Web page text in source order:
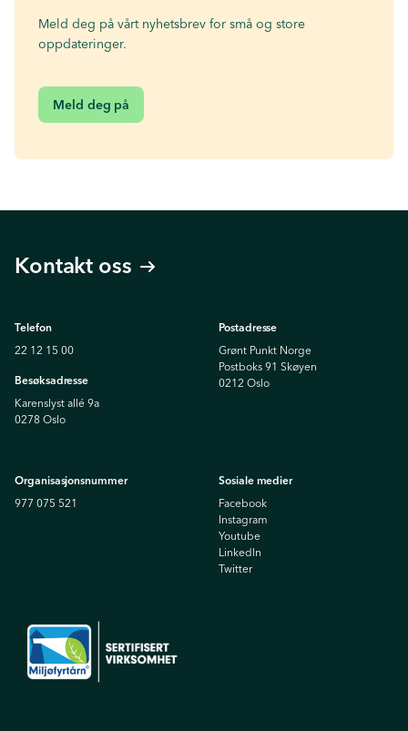
Meld deg på vårt nyhetsbrev for små og store
oppdateringer.
Meld deg på
Kontakt oss
Telefon
22 12 15 00
Besøksadresse
Karenslyst allé 9a
0278 Oslo
Postadresse
Grønt Punkt Norge
Postboks 91 Skøyen
0212 Oslo
Organisasjonsnummer
977 075 521
Sosiale medier
Facebook
Instagram
Youtube
Linkedln
Twitter